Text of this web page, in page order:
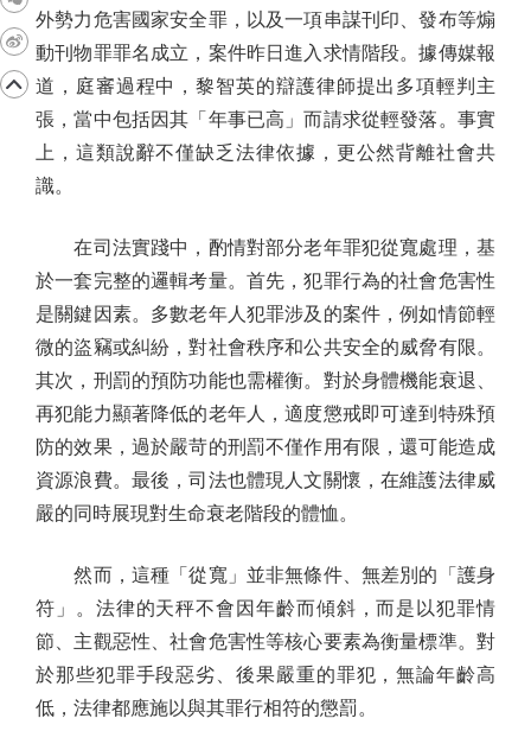
外勢力危害國家安全罪，以及一項串謀刊印、發布等煽
動刊物罪罪名成立，案件昨日進入求情階段。據傳媒報
道，庭審過程中，黎智英的辯護律師提出多項輕判主
張，當中包括因其「年事已高」而請求從輕發落。事實
上，這類說辭不僅缺乏法律依據，更公然背離社會共
識。
在司法實踐中，酌情對部分老年罪犯從寬處理，基
於一套完整的邏輯考量。首先，犯罪行為的社會危害性
是關鍵因素。多數老年人犯罪涉及的案件，例如情節輕
微的盜竊或糾紛，對社會秩序和公共安全的威脅有限。
其次，刑罰的預防功能也需權衡。對於身體機能衰退、
再犯能力顯著降低的老年人，適度懲戒即可達到特殊預
防的效果，過於嚴苛的刑罰不僅作用有限，還可能造成
資源浪費。最後，司法也體現人文關懷，在維護法律威
嚴的同時展現對生命衰老階段的體恤。
然而，這種「從寬」並非無條件、無差別的「護身
符」。法律的天秤不會因年齡而傾斜，而是以犯罪情
節、主觀惡性、社會危害性等核心要素為衡量標準。對
於那些犯罪手段惡劣、後果嚴重的罪犯，無論年齡高
低，法律都應施以與其罪行相符的懲罰。